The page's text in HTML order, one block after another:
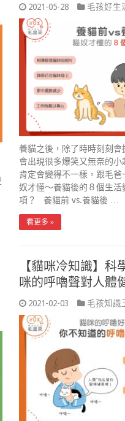
2021-05-28 毛孩好生
養貓之後，除了時時刻刻會
會出現很多爆笑又無奈的小
肯定會變得不一樣，跟毛
奴才懂～養貓後的８個生活
項？ 養貓前 vs.養貓後 …
看更多 »
【貓咪冷知識】科
咪的呼嚕聲對人體
2021-02-03 毛孩知識